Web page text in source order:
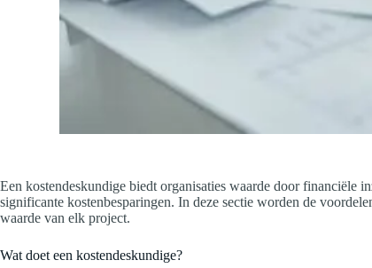
Een kostendeskundige biedt organisaties waarde door financiële
significante kostenbesparingen. In deze sectie worden de
waarde van elk project.
Wat doet een kostendeskundige?